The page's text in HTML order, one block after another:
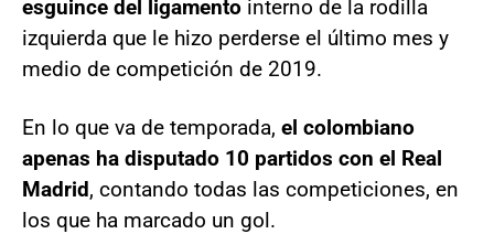
esguince del ligamento interno de la rodilla
izquierda que le hizo perderse el último mes y
medio de competición de 2019.
En lo que va de temporada, el colombiano
apenas ha disputado 10 partidos con el Real
Madrid, contando todas las competiciones, en
los que ha marcado un gol.